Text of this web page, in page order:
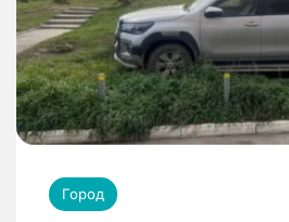
Город